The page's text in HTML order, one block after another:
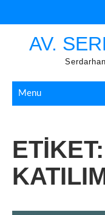
AV.
Menu
ETIKET: